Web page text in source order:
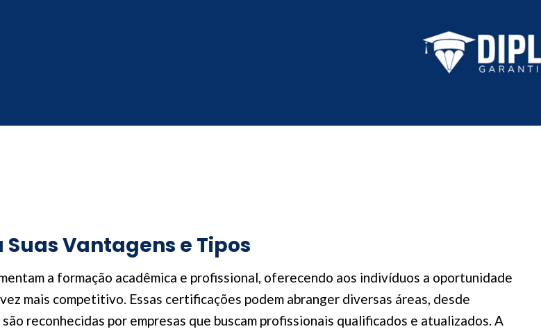
Vantagens e Tipos
a formação acadêmica e profissional, oferecendo aos indivíduos a oportunidade
mais competitivo. Essas certificações podem abranger diversas áreas, desde
reconhecidas por empresas que buscam profissionais qualificados e atualizados. A